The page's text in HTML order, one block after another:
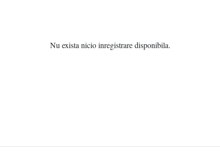
Nu exista nicio inregistrare disponibila.